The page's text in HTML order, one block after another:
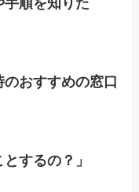
手順を知りた
のおすすめの窓口
するの？」